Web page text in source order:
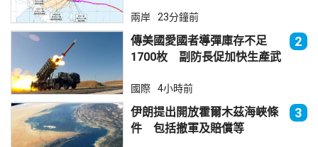
兩岸 23分鐘前
傳美國愛國者導彈庫存不足
1700枚 副防長促加快生產武
2
國際 4小時前
伊朗提出開放霍爾木茲海峽條
件 包括撤軍及賠償等
3